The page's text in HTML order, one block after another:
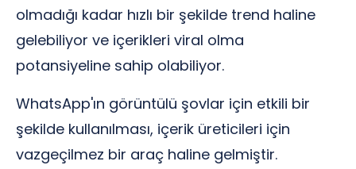
olmadığı kadar hızlı bir şekilde trend haline
gelebiliyor ve içerikleri viral olma
potansiyeline sahip olabiliyor.
WhatsApp'ın görüntülü şovlar için etkili bir
şekilde kullanılması, içerik üreticileri için
vazgeçilmez bir araç haline gelmiştir.